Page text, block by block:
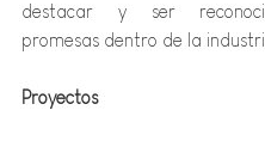
destacar y ser
promesas dentro de la
Proyectos